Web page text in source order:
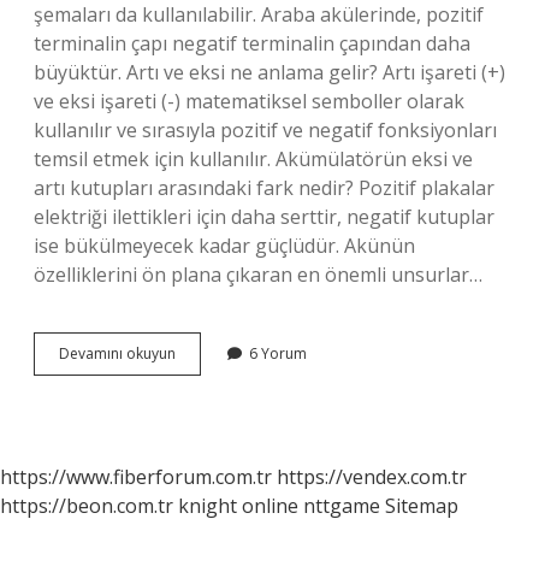
şemaları da kullanılabilir. Araba akülerinde, pozitif
terminalin çapı negatif terminalin çapından daha
büyüktür. Artı ve eksi ne anlama gelir? Artı işareti (+)
ve eksi işareti (-) matematiksel semboller olarak
kullanılır ve sırasıyla pozitif ve negatif fonksiyonları
temsil etmek için kullanılır. Akümülatörün eksi ve
artı kutupları arasındaki fark nedir? Pozitif plakalar
elektriği ilettikleri için daha serttir, negatif kutuplar
ise bükülmeyecek kadar güçlüdür. Akünün
özelliklerini ön plana çıkaran en önemli unsurlar…
Devamını okuyun
Ve
6 Yorum
https://www.fiberforum.com.tr https://vendex.com.tr
https://beon.com.tr knight online nttgame Sitemap